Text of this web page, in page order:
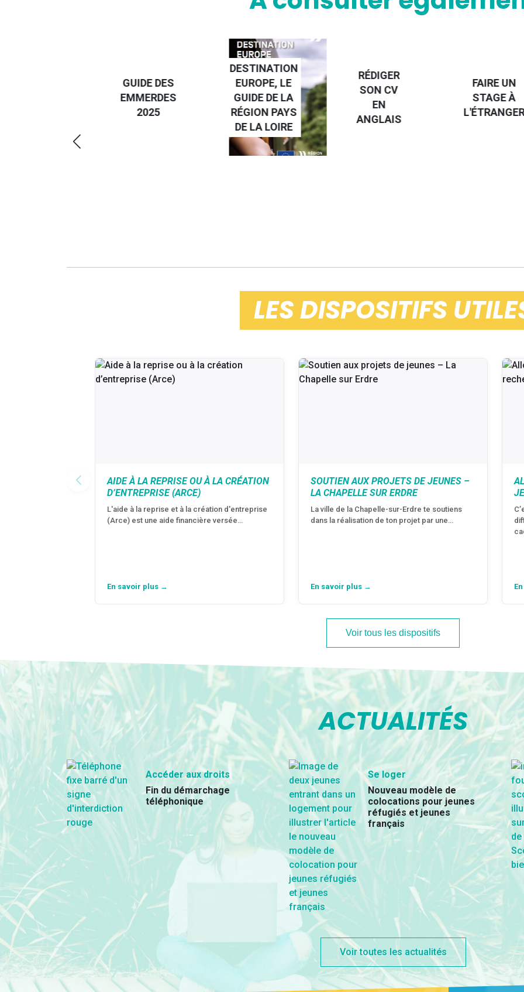
GUIDE DES
EMMERDES
2025
DESTINATION
EUROPE, LE
GUIDE DE LA
RÉGION PAYS
DE LA LOIRE
RÉDIGER
SON CV
EN
ANGLAIS
FAIRE UN
STAGE À
LES DISPOSITIFS
AIDE À LA REPRISE OU À LA CRÉATION
D’ENTREPRISE (ARCE)
L'aide à la reprise et à la création d'entreprise
(Arce) est une aide financière versée…
En savoir plus →
SOUTIEN AUX PROJETS DE JEUNES –
LA CHAPELLE SUR ERDRE
La ville de la Chapelle-sur-Erdre te soutiens
dans la réalisation de ton projet par une…
En savoir plus →
Voir tous les dispositifs
ACTUALITÉS
Accéder aux droits
Fin du démarchage
téléphonique
Se loger
Nouveau modèle de
colocations pour jeunes
réfugiés et jeunes
français
Voir toutes les actualités